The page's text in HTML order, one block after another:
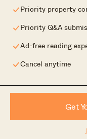
Priority property
Priority Q&A
Ad-free reading
Cancel anytime
Get
以独立视角解读
隐私政策|免责声明| 2